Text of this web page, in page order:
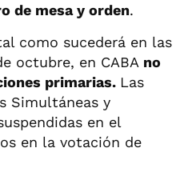
de mesa y orden.
como sucederá en las
octubre, en CABA no
primarias. Las
Simultáneas y
en el
en la votación de